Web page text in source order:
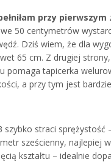
przy pierwszym
50 centymetrów
Dziś wiem, że dla
65 cm. Z drugiej
pomaga tapicerka
a przy tym jest
straci sprężystość
sześcienny, najlepiej
kształtu – idealnie